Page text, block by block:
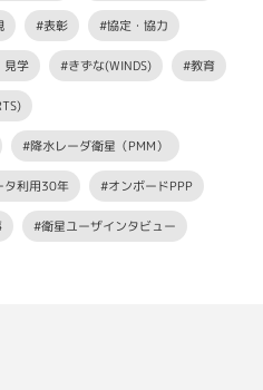
#表彰 #協定・協力
見学 #きずな(WINDS) #教育
#降水レーダ衛星（PMM）
タ利用30年 #オンボードPPP
#衛星ユーザインタビュー